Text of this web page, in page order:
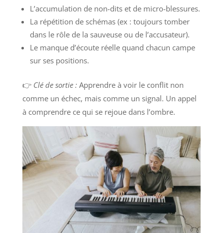
L’accumulation de non-dits et de micro-blessures.
La répétition de schémas (ex : toujours tomber
dans le rôle de la sauveuse ou de l’accusateur).
Le manque d’écoute réelle quand chacun campe
sur ses positions.
👉 Clé de sortie :Apprendre à voir le conflit non
comme un échec, mais comme un signal. Un appel
à comprendre ce qui se rejoue dans l’ombre.